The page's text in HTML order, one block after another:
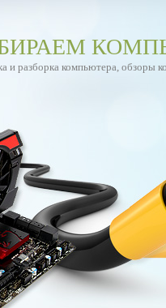
и разборка компьютера, обзоры